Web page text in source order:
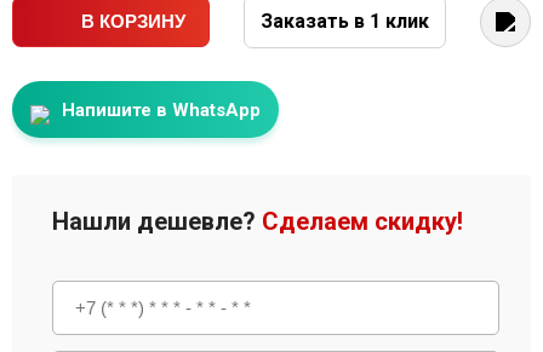
В КОРЗИНУ Заказать в 1 клик
Напишите в WhatsApp
Нашли дешевле? Сделаем скидку!